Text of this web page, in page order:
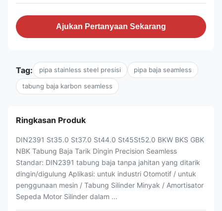
Ajukan Pertanyaan Sekarang
Tag: pipa stainless steel presisi pipa baja seamless
tabung baja karbon seamless
Ringkasan Produk
DIN2391 St35.0 St37.0 St44.0 St45St52.0 BKW BKS GBK
NBK Tabung Baja Tarik Dingin Precision Seamless
Standar: DIN2391 tabung baja tanpa jahitan yang ditarik
dingin/digulung Aplikasi: untuk industri Otomotif / untuk
penggunaan mesin / Tabung Silinder Minyak / Amortisator
Sepeda Motor Silinder dalam ...